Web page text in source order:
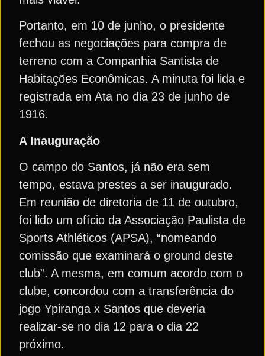
Portanto, em 10 de junho, o presidente
fechou as negociações para compra de
terreno com a Companhia Santista de
Habitações Econômicas. A minuta foi lida e
registrada em Ata no dia 23 de junho de
1916.
A Inauguração
O campo do Santos, já não era sem
tempo, estava prestes a ser inaugurado.
Em reunião de diretoria de 11 de outubro,
foi lido um ofício da Associação Paulista de
Sports Athléticos (APSA), “nomeando
comissão que examinará o ground deste
club”. A mesma, em comum acordo com o
clube, concordou com a transferência do
jogo Ypiranga x Santos que deveria
realizar-se no dia 12 para o dia 22
próximo.